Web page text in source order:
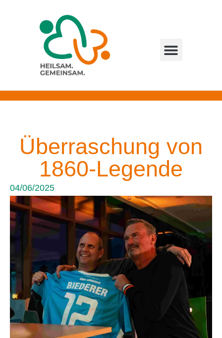
Überraschung von
1860-Legende
04/06/2025